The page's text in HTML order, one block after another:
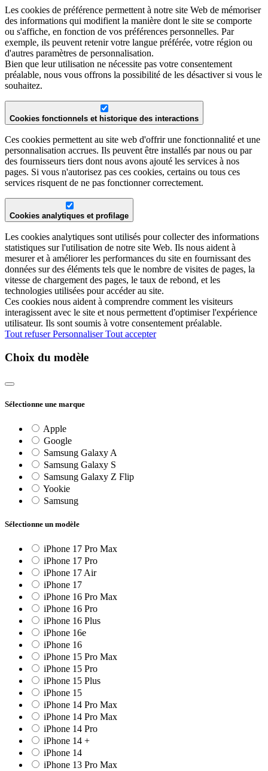
Les cookies de préférence permettent à notre site Web de mémoriser
des informations qui modifient la manière dont le site se comporte
ou s'affiche, en fonction de vos préférences personnelles. Par
exemple, ils peuvent retenir votre langue préférée, votre région ou
d'autres paramètres de personnalisation.
Bien que leur utilisation ne nécessite pas votre consentement
préalable, nous vous offrons la possibilité de les désactiver si vous le
souhaitez.
Cookies fonctionnels et historique des interactions
Ces cookies permettent au site web d'offrir une fonctionnalité et une
personnalisation accrues. Ils peuvent être installés par nous ou par
des fournisseurs tiers dont nous avons ajouté les services à nos
pages. Si vous n'autorisez pas ces cookies, certains ou tous ces
services risquent de ne pas fonctionner correctement.
Cookies analytiques et profilage
Les cookies analytiques sont utilisés pour collecter des informations
statistiques sur l'utilisation de notre site Web. Ils nous aident à
mesurer et à améliorer les performances du site en fournissant des
données sur des éléments tels que le nombre de visites de pages, la
vitesse de chargement des pages, le taux de rebond, et les
technologies utilisées pour accéder au site.
Ces cookies nous aident à comprendre comment les visiteurs
interagissent avec le site et nous permettent d'optimiser l'expérience
utilisateur. Ils sont soumis à votre consentement préalable.
Tout refuserPersonnaliserTout accepter
Choix du modèle
Sélectionne une marque
Apple
Google
Samsung Galaxy A
Samsung Galaxy S
Samsung Galaxy Z Flip
Yookie
Samsung
Sélectionne un modèle
iPhone 17 Pro Max
iPhone 17 Pro
iPhone 17 Air
iPhone 17
iPhone 16 Pro Max
iPhone 16 Pro
iPhone 16 Plus
iPhone 16e
iPhone 16
iPhone 15 Pro Max
iPhone 15 Pro
iPhone 15 Plus
iPhone 15
iPhone 14 Pro Max
iPhone 14 Pro Max
iPhone 14 Pro
iPhone 14 +
iPhone 14
iPhone 13 Pro Max